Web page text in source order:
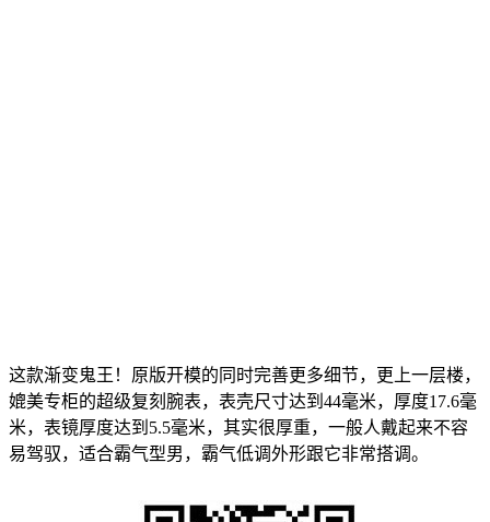
这款渐变鬼王！原版开模的同时完善更多细节，更上一层楼，
媲美专柜的超级复刻腕表，表壳尺寸达到44毫米，厚度17.6毫
米，表镜厚度达到5.5毫米，其实很厚重，一般人戴起来不容
易驾驭，适合霸气型男，霸气低调外形跟它非常搭调。